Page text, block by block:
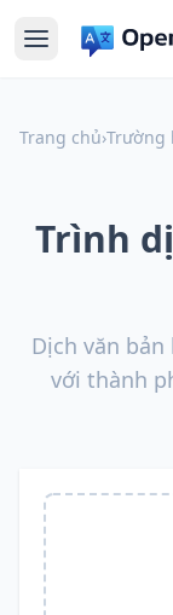
Trang chủ›Trường
Trình
Dịch văn
với thành